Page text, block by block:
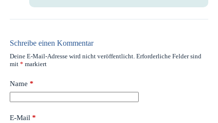
Schreibe einen Kommentar
Deine E-Mail-Adresse wird nicht veröffentlicht. Erforderliche Felder sind
mit * markiert
Name *
E-Mail *